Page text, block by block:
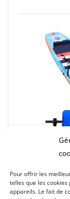
Pour offrir les
telles que les
appareils. Le fait de
Stand